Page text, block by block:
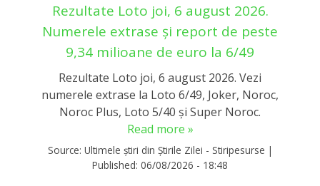
Rezultate Loto joi, 6 august 2026.
Numerele extrase și report de peste
9,34 milioane de euro la 6/49
Rezultate Loto joi, 6 august 2026. Vezi
numerele extrase la Loto 6/49, Joker, Noroc,
Noroc Plus, Loto 5/40 și Super Noroc.
Read more »
Source: Ultimele știri din Știrile Zilei - Stiripesurse |
Published: 06/08/2026 - 18:48